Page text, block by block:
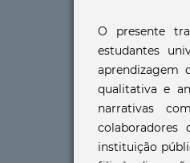
O presente
estudantes
aprendizagem
qualitativa e
narrativas
colaboradores
instituição